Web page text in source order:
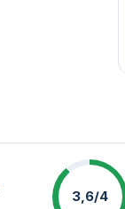
3,6/4